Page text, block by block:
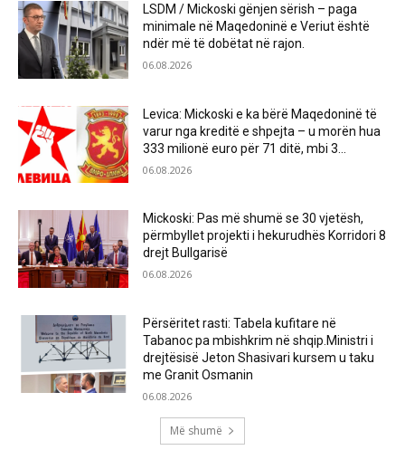
LSDM / Mickoski gënjen sërish – paga
minimale në Maqedoninë e Veriut është
ndër më të dobëtat në rajon.
06.08.2026
Levica: Mickoski e ka bërë Maqedoninë të
varur nga kreditë e shpejta – u morën hua
333 milionë euro për 71 ditë, mbi 3...
06.08.2026
Mickoski: Pas më shumë se 30 vjetësh,
përmbyllet projekti i hekurudhës Korridori 8
drejt Bullgarisë
06.08.2026
Përsëritet rasti: Tabela kufitare në
Tabanoc pa mbishkrim në shqip.Ministri i
drejtësisë Jeton Shasivari kursem u taku
me Granit Osmanin
06.08.2026
Më shumë